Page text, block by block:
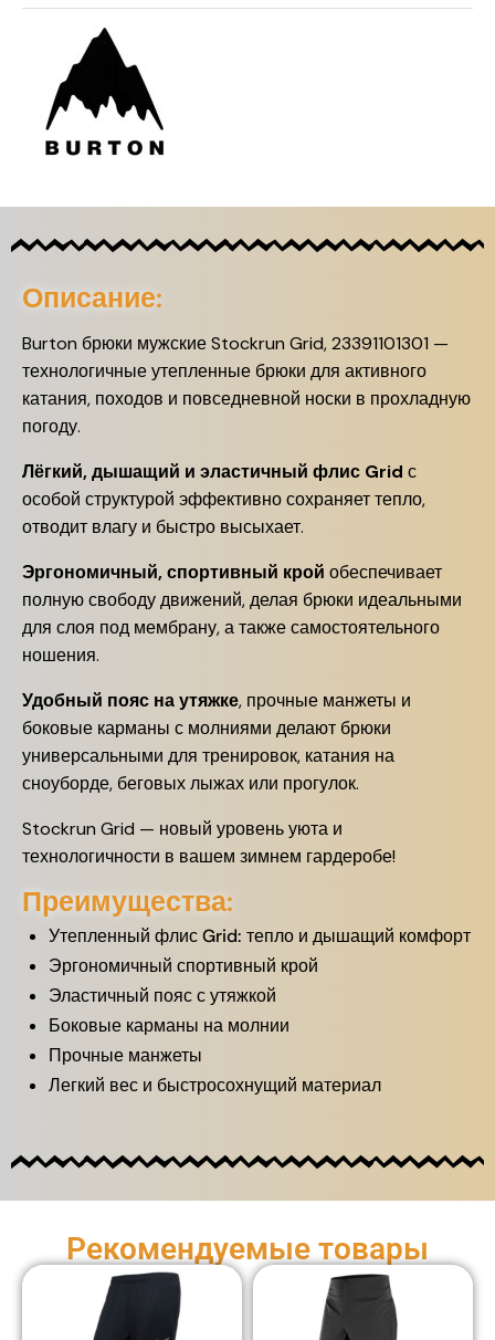
Описание:
Burton брюки мужские Stockrun Grid, 23391101301 —
технологичные утепленные брюки для активного
катания, походов и повседневной носки в прохладную
погоду.
Лёгкий, дышащий и эластичный флис Grid с
особой структурой эффективно сохраняет тепло,
отводит влагу и быстро высыхает.
Эргономичный, спортивный крой обеспечивает
полную свободу движений, делая брюки идеальными
для слоя под мембрану, а также самостоятельного
ношения.
Удобный пояс на утяжке, прочные манжеты и
боковые карманы с молниями делают брюки
универсальными для тренировок, катания на
сноуборде, беговых лыжах или прогулок.
Stockrun Grid — новый уровень уюта и
технологичности в вашем зимнем гардеробе!
Преимущества:
Утепленный флис Grid: тепло и дышащий комфорт
Эргономичный спортивный крой
Эластичный пояс с утяжкой
Боковые карманы на молнии
Прочные манжеты
Легкий вес и быстросохнущий материал
Рекомендуемые товары